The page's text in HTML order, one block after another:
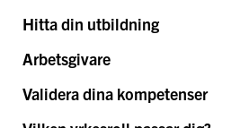
Hitta din utbildning
Arbetsgivare
Validera dina kompetenser